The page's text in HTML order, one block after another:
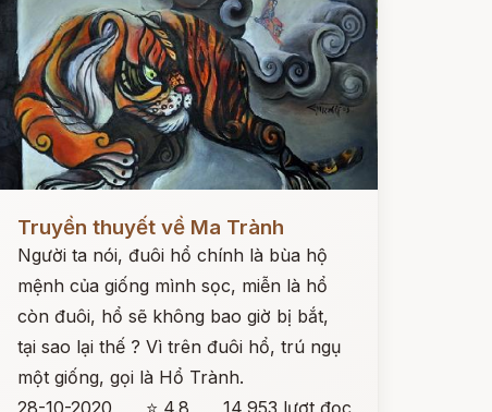
Đọc ngay
Truyền thuyết về Ma Trành
Người ta nói, đuôi hổ chính là bùa hộ
mệnh của giống mình sọc, miễn là hổ
còn đuôi, hổ sẽ không bao giờ bị bắt,
tại sao lại thế ? Vì trên đuôi hổ, trú ngụ
một giống, gọi là Hổ Trành.
28-10-2020
⭐ 4.8
14,953 lượt đọc